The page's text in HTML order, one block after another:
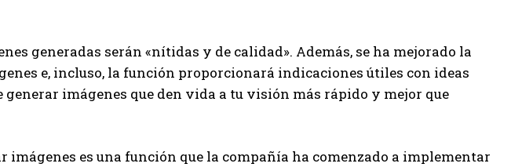
generadas serán «nítidas y de calidad». Además, se ha mejorado la
e, incluso, la función proporcionará indicaciones útiles con ideas
generar imágenes que den vida a tu visión más rápido y mejor que
imágenes es una función que la compañía ha comenzado a implementar